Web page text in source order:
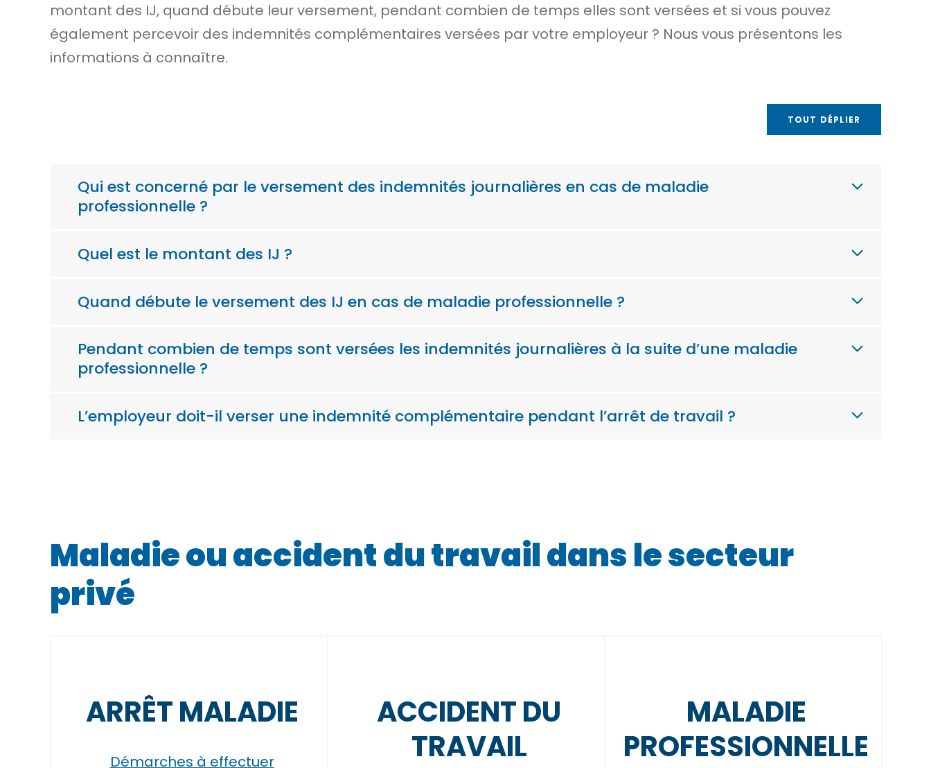
montant des IJ, quand débute leur versement, pendant combien de temps elles sont versées et si vous pouvez
également percevoir des indemnités complémentaires versées par votre employeur ? Nous vous présentons les
informations à connaître.
TOUT DÉPLIER
Qui est concerné par le versement des indemnités journalières en cas de maladie
professionnelle ?
Quel est le montant des IJ ?
Quand débute le versement des IJ en cas de maladie professionnelle ?
Pendant combien de temps sont versées les indemnités journalières à la suite d’une maladie
professionnelle ?
L’employeur doit-il verser une indemnité complémentaire pendant l’arrêt de travail ?
Maladie ou accident du travail dans le secteur
privé
ARRÊT MALADIE
Démarches à effectuer
ACCIDENT DU
TRAVAIL
MALADIE
PROFESSIONNELLE